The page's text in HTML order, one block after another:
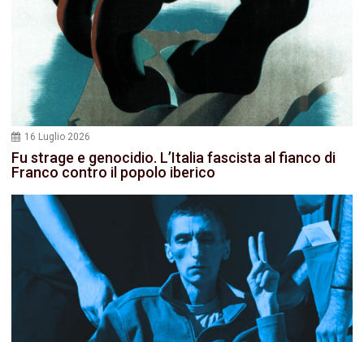
16 Luglio 2026
Fu strage e genocidio. L’Italia fascista al fianco di
Franco contro il popolo iberico